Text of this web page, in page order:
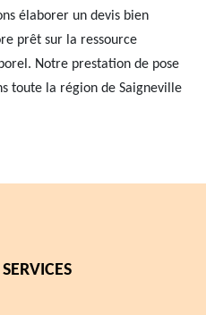
élaborer un devis bien
prêt sur la ressource
Notre prestation de pose
toute la région de Saigneville